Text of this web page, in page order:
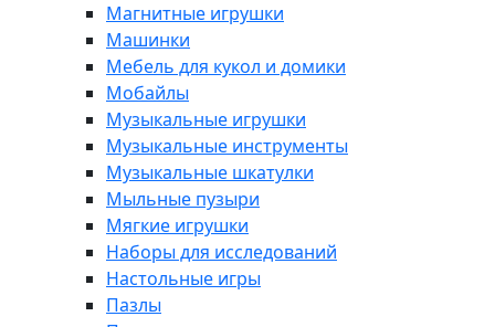
Магнитные игрушки
Машинки
Мебель для кукол и домики
Мобайлы
Музыкальные игрушки
Музыкальные инструменты
Музыкальные шкатулки
Мыльные пузыри
Мягкие игрушки
Наборы для исследований
Настольные игры
Пазлы